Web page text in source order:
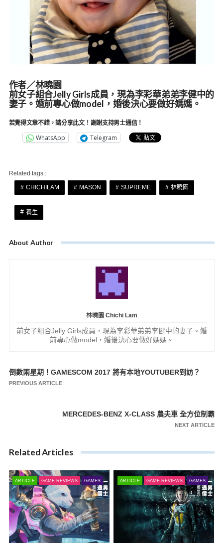
作者／林曉園
前女子組合Jelly Girls成員，現為李彩華弟弟李健中的
妻子。 婚前專心做model，婚後決心要做好媽媽。
若覺得文章不錯，請分享此文！謝謝支持男士通信！
WhatsApp Telegram
Related tags :
CHICHILAM
MASON SUPREME 林曉園
養生
About Author
林曉園 Chichi Lam
前女子組合Jelly Girls成員，現為李彩華弟弟李健中的妻子。婚
前專心做model，婚後決心要做好媽媽。
文
倒數兩星期！GAMESCOM 2017 將有本地YOUTUBER到訪？
PREVIOUS ARTICLE
MERCEDES-BENZ X-CLASS 農夫車 全方位制霸
NEXT ARTICLE
Related Articles
ARTICLE GAME REVIEWS GAMES ARTICLE GAME REVIEWS GAMES